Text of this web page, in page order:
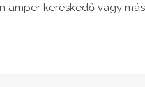
kereskedő vagy